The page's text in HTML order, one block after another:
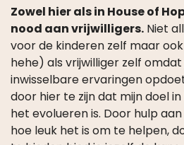
nood aan vrijwilligers.Niet
voor de kinderen zelf maar
hehe) als vrijwilliger zelf
inwisselbare ervaringen
door hier te zijn dat mijn doel
het evolueren is. Door hulp
hoe leuk het is om te helpen,
te bieden bied je jezelf de kans